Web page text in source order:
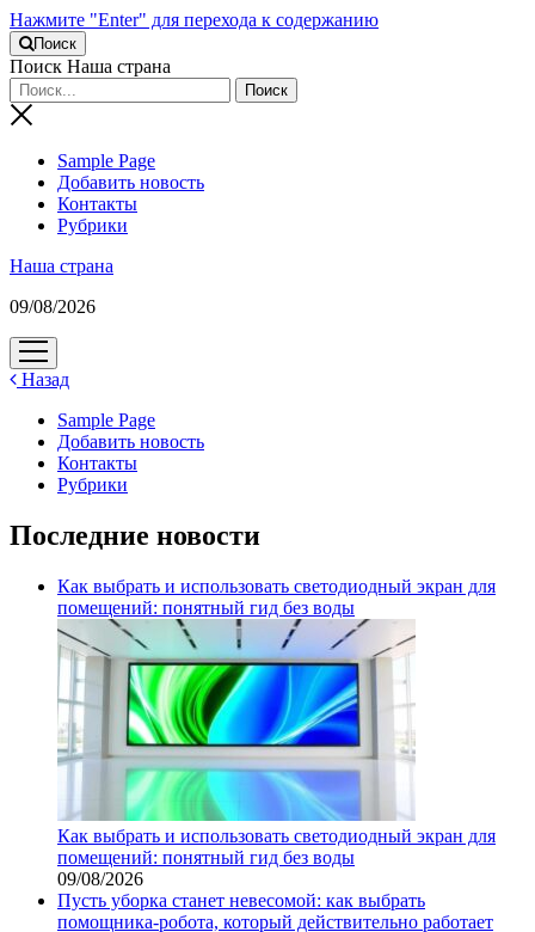
Нажмите "Enter" для перехода к содержанию
Поиск
Поиск Наша страна
Sample Page
Добавить новость
Контакты
Рубрики
Наша страна
09/08/2026
открыть
меню
Назад
Sample Page
Добавить новость
Контакты
Рубрики
Последние новости
Как выбрать и использовать светодиодный экран для
помещений: понятный гид без воды
Как выбрать и использовать светодиодный экран для
помещений: понятный гид без воды
09/08/2026
Пусть уборка станет невесомой: как выбрать
помощника‑робота, который действительно работает